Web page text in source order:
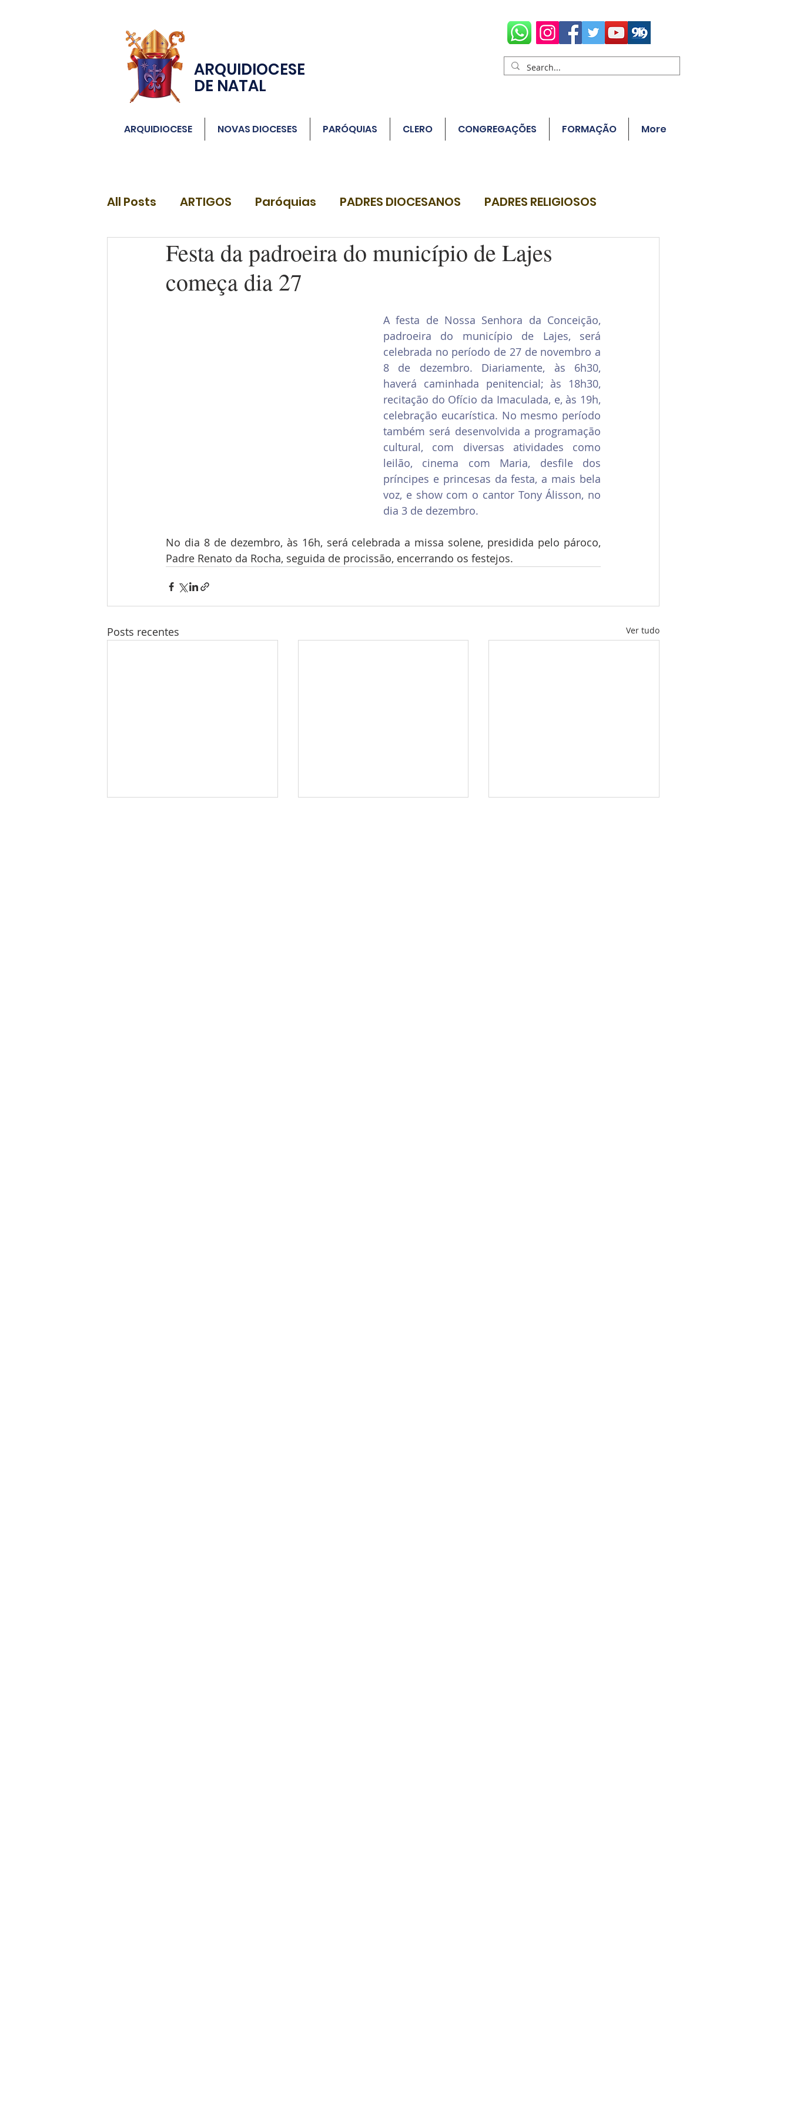
ARQUIDIOCESE
DE NATAL
ARQUIDIOCESE NOVAS DIOCESES PARÓQUIAS CLERO CONGREGAÇÕES FORMAÇÃO More
All Posts ARTIGOS Paróquias PADRES DIOCESANOS PADRES RELIGIOSOS
DIÁCONOSFesta da padroeira do município de Lajes
começa dia 27
A festa de Nossa Senhora da Conceição,
padroeira do município de Lajes, será
celebrada no período de 27 de novembro a
8 de dezembro. Diariamente, às 6h30,
haverá caminhada penitencial; às 18h30,
recitação do Ofício da Imaculada, e, às 19h,
celebração eucarística. No mesmo período
também será desenvolvida a programação
cultural, com diversas atividades como
leilão, cinema com Maria, desfile dos
príncipes e princesas da festa, a mais bela
voz, e show com o cantor Tony Álisson, no
dia 3 de dezembro.
No dia 8 de dezembro, às 16h, será celebrada a missa solene, presidida pelo pároco,
Padre Renato da Rocha, seguida de procissão, encerrando os festejos.
Posts recentes Ver tudo